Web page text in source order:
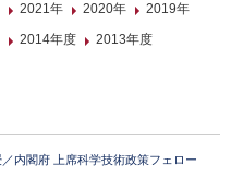
2021年 2020年
2019年
2014年度
2013年度
内閣府 上席科学技術政策フェロー